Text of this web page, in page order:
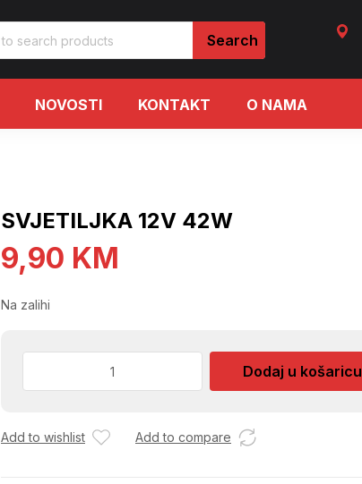
NOVOSTI KONTAKT O NAMA
SVJETILJKA 12V 42W
9,90 KM
Na zalihi
Dodaj u košaricu
Add to wishlist Add to compare